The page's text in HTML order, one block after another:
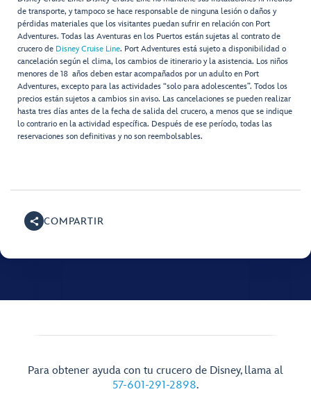
de transporte, y tampoco se hace responsable de ninguna lesión o daños y
pérdidas materiales que los visitantes puedan sufrir en relación con Port
Adventures. Todas las Aventuras en los Puertos están sujetas al contrato de
crucero de Disney Cruise Line. Port Adventures está sujeto a disponibilidad o
cancelación según el clima, los cambios de itinerario y la asistencia. Los niños
menores de 18 años deben estar acompañados por un adulto en Port
Adventures, excepto para las actividades “solo para adolescentes”. Todos los
precios están sujetos a cambios sin aviso. Las cancelaciones se pueden realizar
hasta tres días antes de la fecha de salida del crucero, a menos que se indique
lo contrario en la actividad específica. Después de ese período, todas las
reservaciones son definitivas y no son reembolsables.
COMPARTIR
Para obtener ayuda con tu crucero de Disney, llama al
57-601-291-2898.